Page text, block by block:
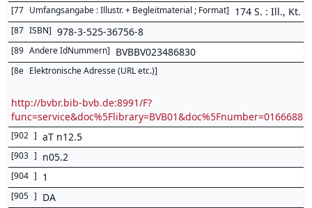
[77 Umfangsangabe : Illustr. + Begleitmaterial ; Format] 174 S. : Ill., Kt.
[87 ISBN] 978-3-525-36756-8
[89 Andere IdNummern] BVBBV023486830
[8e Elektronische Adresse (URL etc.)]
http://bvbr.bib-bvb.de:8991/F?
[902 ] aT n12.5
[903 ] n05.2
[904 ] 1
[905 ] DA